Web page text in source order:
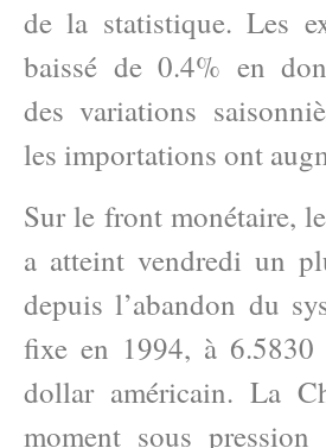
de la statistique. Les
baissé de 0.4% en
des variations
les importations ont
Sur le front monétaire,
a atteint vendredi un
depuis l’abandon du
fixe en 1994, à 6.5830
dollar américain. La
moment sous